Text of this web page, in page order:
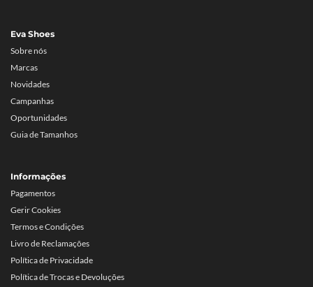
Eva Shoes
Sobre nós
Marcas
Novidades
Campanhas
Oportunidades
Guia de Tamanhos
Informações
Pagamentos
Gerir Cookies
Termos e Condições
Livro de Reclamações
Política de Privacidade
Política de Trocas e Devoluções